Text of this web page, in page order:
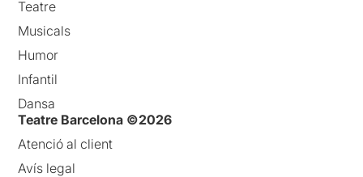
Teatre
Musicals
Humor
Infantil
Dansa
Teatre Barcelona ©2026
Atenció al client
Avís legal